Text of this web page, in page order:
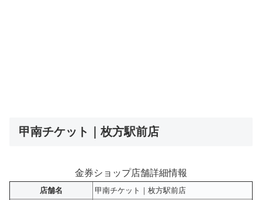
甲南チケット｜枚方駅前店
金券ショップ店舗詳細情報
店舗名
甲南チケット｜枚方駅前店